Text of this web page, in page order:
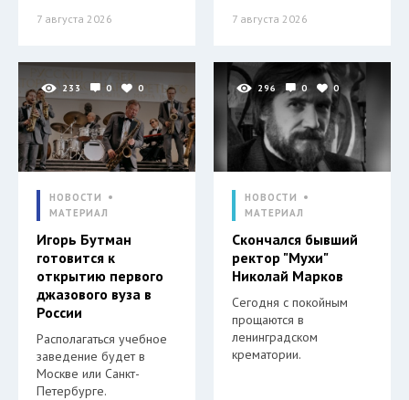
7 августа 2026 7 августа 2026
233 0 0
НОВОСТИ
МАТЕРИАЛ
Игорь Бутман
готовится к
открытию первого
джазового вуза в
России
Располагаться учебное
заведение будет в
Москве или Санкт-
Петербурге.
296 0 0
НОВОСТИ
МАТЕРИАЛ
Скончался бывший
ректор "Мухи"
Николай Марков
Сегодня с покойным
прощаются в
ленинградском
крематории.